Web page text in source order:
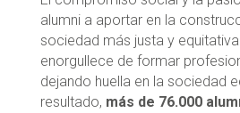
alumni a aportar en la
sociedad más justa y
enorgullece de formar
dejando huella en la sociedad
resultado, más de 76.000